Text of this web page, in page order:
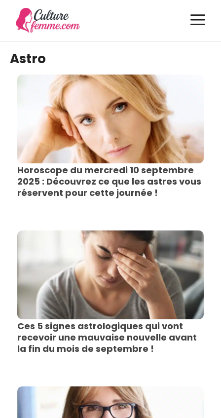
contenu
Astro
Horoscope du mercredi 10 septembre
2025 : Découvrez ce que les astres vous
réservent pour cette journée !
Ces 5 signes astrologiques qui vont
recevoir une mauvaise nouvelle avant
la fin du mois de septembre !